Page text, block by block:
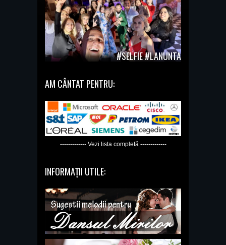
#SELFIE #LANUNTA
AM CÂNTAT PENTRU:
------------- Vezi lista completă -------------
INFORMAȚII UTILE: